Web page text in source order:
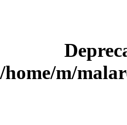
/home/m/